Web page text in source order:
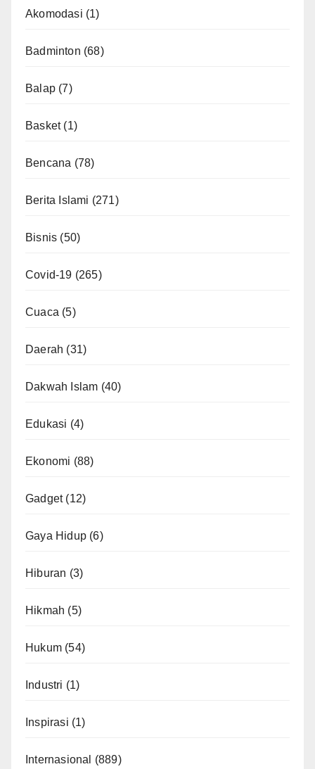
Akomodasi (1)
Badminton (68)
Balap (7)
Basket(1)
Bencana (78)
Berita Islami (271)
Bisnis (50)
Covid-19 (265)
Cuaca (5)
Daerah (31)
Dakwah Islam (40)
Edukasi (4)
Ekonomi (88)
Gadget(12)
Gaya Hidup (6)
Hiburan (3)
Hikmah (5)
Hukum (54)
Industri (1)
Inspirasi (1)
Internasional (889)